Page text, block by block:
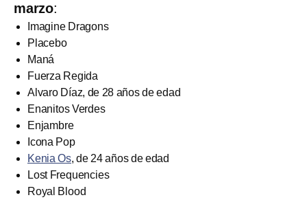
marzo:
Imagine Dragons
Placebo
Maná
Fuerza Regida
Alvaro Díaz, de 28 años de edad
Enanitos Verdes
Enjambre
Icona Pop
Kenia Os, de 24 años de edad
Lost Frequencies
Royal Blood